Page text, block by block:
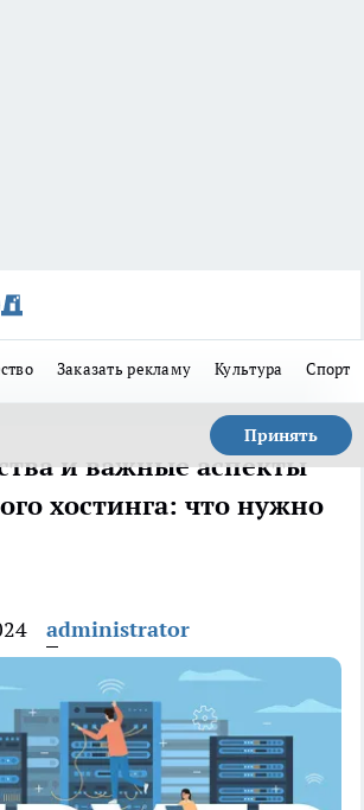
Заказать рекламу Культура Спорт
Принять
и важные аспекты
хостинга: что нужно
administrator